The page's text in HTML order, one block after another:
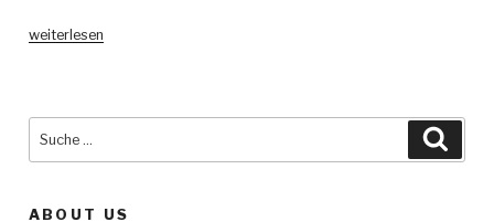
„Phonique
Me
weiterlesen
ABOUT US